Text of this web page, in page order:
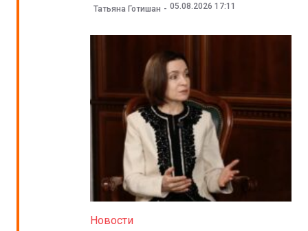
Татьяна Готишан 05.08.2026 17:11
Новости